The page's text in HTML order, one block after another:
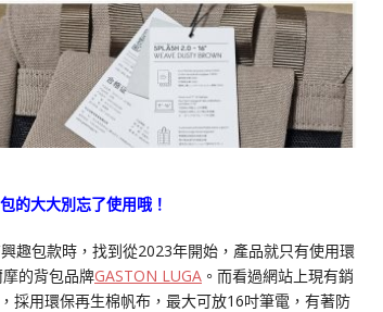
的大大別忘了使用哦！
趣包款時，找到從2023年開始，產品就只有使用環
的背包品牌GASTON LUGA 。而看過網站上現有銷
採用環保再生棉帆布，最大可放16吋筆電，有著防